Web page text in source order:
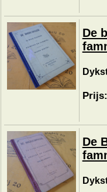
De
De